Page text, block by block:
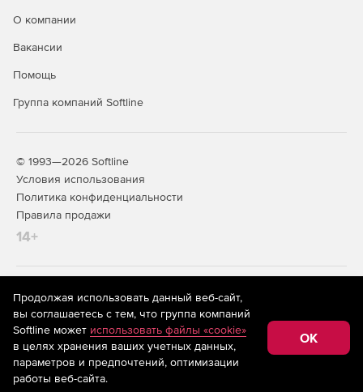
О компании
Вакансии
Помощь
Группа компаний Softline
© 1993—2026 Softline
Условия использования
Политика конфиденциальности
Правила продажи
14+
На информационном ресурсе store.softline.ru применяются
рекомендательные технологии
(информационные технологии
предоставления информации на основе сбора,
систематизации и анализа сведений, относящихся к
предпочтениям пользователей сети «Интернет»,
находящихся на территории Российской Федерации)
Продолжая использовать данный веб-сайт,
вы соглашаетесь с тем, что группа компаний
Softline может использовать файлы «cookie»
в целях хранения ваших учетных данных,
параметров и предпочтений, оптимизации
работы веб-сайта.
OK